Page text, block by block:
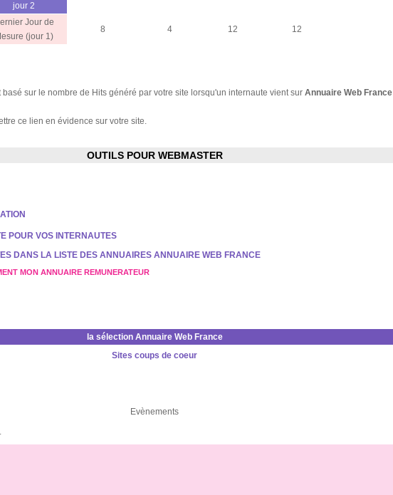
jour 2
Jour de
(jour 1)
8 4 12 12
basé sur le nombre de Hits généré par votre site lorsqu'un internaute vient sur Annuaire Web France
ce lien en évidence sur votre site.
OUTILS POUR WEBMASTER
POUR VOS INTERNAUTES
DANS LA LISTE DES ANNUAIRES ANNUAIRE WEB FRANCE
MON ANNUAIRE REMUNERATEUR
la sélection Annuaire Web France
Sites coups de coeur
Evènements